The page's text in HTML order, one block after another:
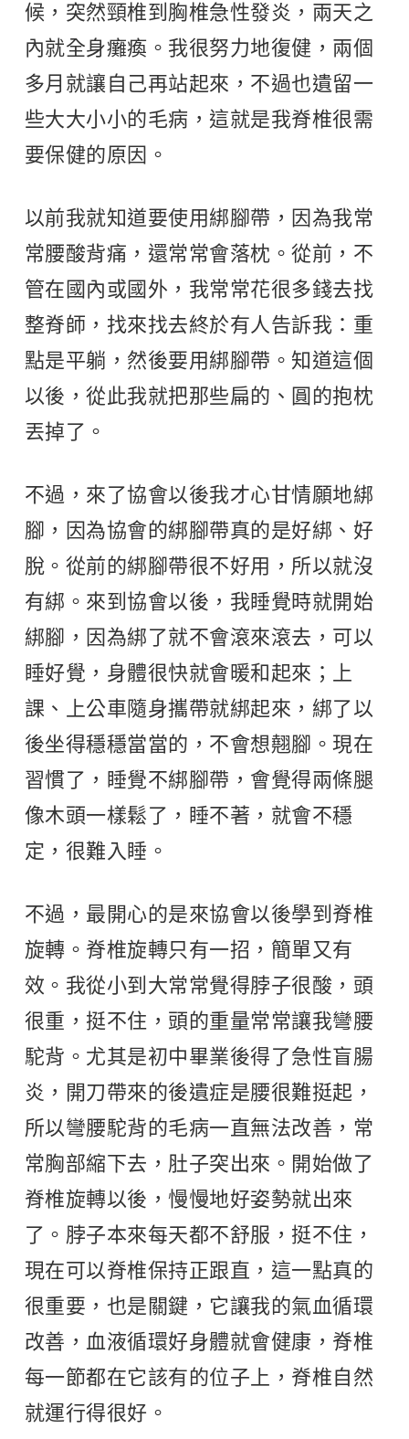
候，突然頸椎到胸椎急性發炎，兩天之
內就全身癱瘓。我很努力地復健，兩個
多月就讓自己再站起來，不過也遺留一
些大大小小的毛病，這就是我脊椎很需
要保健的原因。
以前我就知道要使用綁腳帶，因為我常
常腰酸背痛，還常常會落枕。從前，不
管在國內或國外，我常常花很多錢去找
整脊師，找來找去終於有人告訴我：重
點是平躺，然後要用綁腳帶。知道這個
以後，從此我就把那些扁的、圓的抱枕
丟掉了。
不過，來了協會以後我才心甘情願地綁
腳，因為協會的綁腳帶真的是好綁、好
脫。從前的綁腳帶很不好用，所以就沒
有綁。來到協會以後，我睡覺時就開始
綁腳，因為綁了就不會滾來滾去，可以
睡好覺，身體很快就會暖和起來；上
課、上公車隨身攜帶就綁起來，綁了以
後坐得穩穩當當的，不會想翹腳。現在
習慣了，睡覺不綁腳帶，會覺得兩條腿
像木頭一樣鬆了，睡不著，就會不穩
定，很難入睡。
不過，最開心的是來協會以後學到脊椎
旋轉。脊椎旋轉只有一招，簡單又有
效。我從小到大常常覺得脖子很酸，頭
很重，挺不住，頭的重量常常讓我彎腰
駝背。尤其是初中畢業後得了急性盲腸
炎，開刀帶來的後遺症是腰很難挺起，
所以彎腰駝背的毛病一直無法改善，常
常胸部縮下去，肚子突出來。開始做了
脊椎旋轉以後，慢慢地好姿勢就出來
了。脖子本來每天都不舒服，挺不住，
現在可以脊椎保持正跟直，這一點真的
很重要，也是關鍵，它讓我的氣血循環
改善，血液循環好身體就會健康，脊椎
每一節都在它該有的位子上，脊椎自然
就運行得很好。